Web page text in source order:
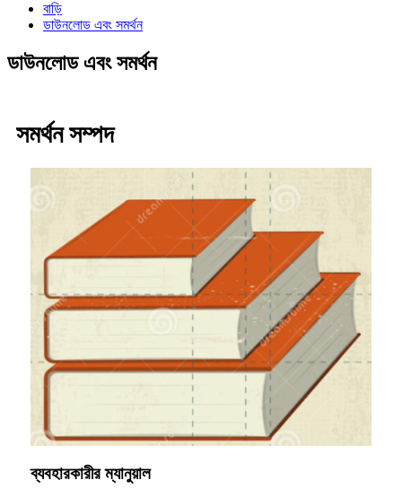
বাড়ি
ডাউনলোড এবং সমর্থন
ডাউনলোড এবং সমর্থন
সমর্থন সম্পদ
ব্যবহারকারীর ম্যানুয়াল